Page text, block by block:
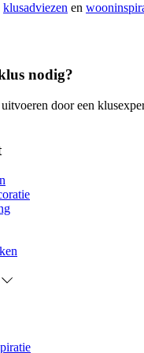
klusadviezen en
nodig?
door een